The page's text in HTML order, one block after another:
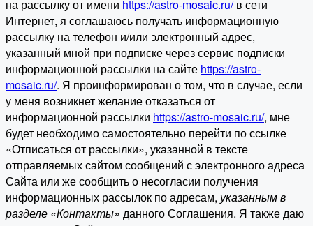
на рассылку от имени https://astro-mosaic.ru/в сети
Интернет, я соглашаюсь получать информационную
рассылку на телефон и/или электронный адрес,
указанный мной при подписке через сервис подписки
информационной рассылки на сайте https://astro-
mosaic.ru/. Я проинформирован о том, что в случае, если
у меня возникнет желание отказаться от
информационной рассылки https://astro-mosaic.ru/, мне
будет необходимо самостоятельно перейти по ссылке
«Отписаться от рассылки», указанной в тексте
отправляемых сайтом сообщений с электронного адреса
Сайта или же сообщить о несогласии получения
информационных рассылок по адресам, указанным в
разделе «Контакты» данного Соглашения. Я также даю